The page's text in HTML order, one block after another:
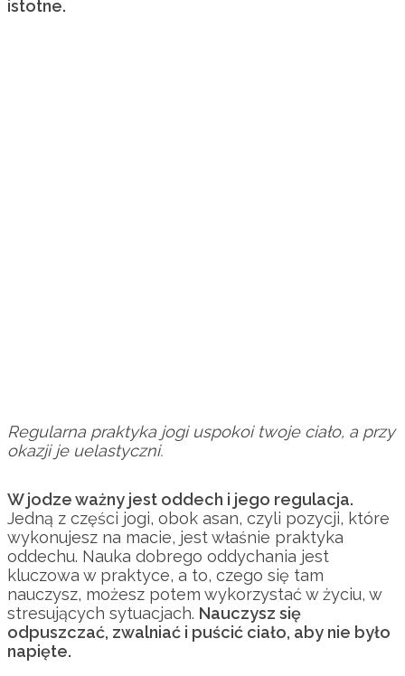
istotne.
Regularna praktyka jogi uspokoi twoje ciało, a przy
okazji je uelastyczni.
W jodze ważny jest oddech i jego regulacja.
Jedną z części jogi, obok asan, czyli pozycji, które
wykonujesz na macie, jest właśnie praktyka
oddechu. Nauka dobrego oddychania jest
kluczowa w praktyce, a to, czego się tam
nauczysz, możesz potem wykorzystać w życiu, w
stresujących sytuacjach. Nauczysz się
odpuszczać, zwalniać i puścić ciało, aby nie było
napięte.